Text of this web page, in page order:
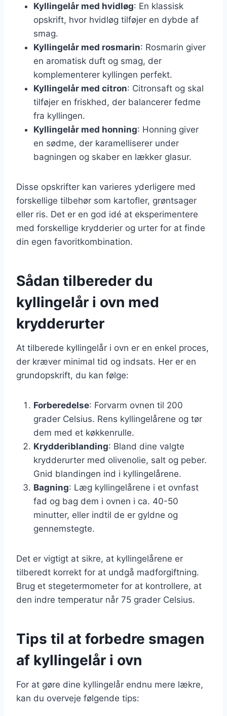
Kyllingelår med hvidløg: En klassisk
opskrift, hvor hvidløg tilføjer en dybde af
smag.
Kyllingelår med rosmarin: Rosmarin giver
en aromatisk duft og smag, der
komplementerer kyllingen perfekt.
Kyllingelår med citron: Citronsaft og skal
tilføjer en friskhed, der balancerer fedme
fra kyllingen.
Kyllingelår med honning: Honning giver
en sødme, der karamelliserer under
bagningen og skaber en lækker glasur.
Disse opskrifter kan varieres yderligere med
forskellige tilbehør som kartofler, grøntsager
eller ris. Det er en god idé at eksperimentere
med forskellige krydderier og urter for at finde
din egen favoritkombination.
Sådan tilbereder du
kyllingelår i ovn med
krydderurter
At tilberede kyllingelår i ovn er en enkel proces,
der kræver minimal tid og indsats. Her er en
grundopskrift, du kan følge:
Forberedelse: Forvarm ovnen til 200
grader Celsius. Rens kyllingelårene og tør
dem med et køkkenrulle.
Krydderiblanding: Bland dine valgte
krydderurter med olivenolie, salt og peber.
Gnid blandingen ind i kyllingelårene.
Bagning: Læg kyllingelårene i et ovnfast
fad og bag dem i ovnen i ca. 40-50
minutter, eller indtil de er gyldne og
gennemstegte.
Det er vigtigt at sikre, at kyllingelårene er
tilberedt korrekt for at undgå madforgiftning.
Brug et stegetermometer for at kontrollere, at
den indre temperatur når 75 grader Celsius.
Tips til at forbedre smagen
af kyllingelår i ovn
For at gøre dine kyllingelår endnu mere lækre,
kan du overveje følgende tips: